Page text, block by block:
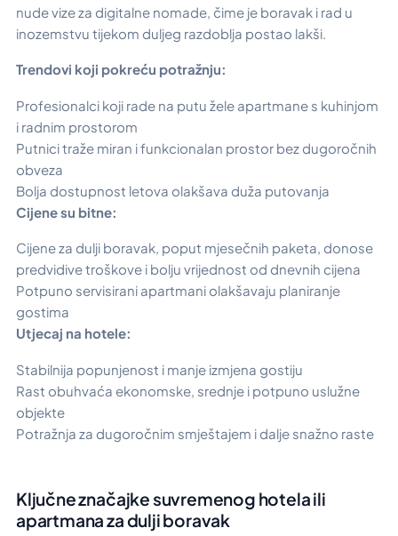
nude vize za digitalne nomade, čime je boravak i rad u
inozemstvu tijekom duljeg razdoblja postao lakši.
Trendovi koji pokreću potražnju:
Profesionalci koji rade na putu žele apartmane s kuhinjom
i radnim prostorom
Putnici traže miran i funkcionalan prostor bez dugoročnih
obveza
Bolja dostupnost letova olakšava duža putovanja
Cijene su bitne:
Cijene za dulji boravak, poput mjesečnih paketa, donose
predvidive troškove i bolju vrijednost od dnevnih cijena
Potpuno servisirani apartmani olakšavaju planiranje
gostima
Utjecaj na hotele:
Stabilnija popunjenost i manje izmjena gostiju
Rast obuhvaća ekonomske, srednje i potpuno uslužne
objekte
Potražnja za dugoročnim smještajem i dalje snažno raste
Ključne značajke suvremenog hotela ili
apartmana za dulji boravak